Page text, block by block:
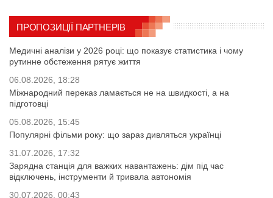
ПРОПОЗИЦІЇ ПАРТНЕРІВ
Медичні аналізи у 2026 році: що показує статистика і чому
рутинне обстеження рятує життя
06.08.2026, 18:28
Міжнародний переказ ламається не на швидкості, а на
підготовці
05.08.2026, 15:45
Популярні фільми року: що зараз дивляться українці
31.07.2026, 17:32
Зарядна станція для важких навантажень: дім під час
відключень, інструменти й тривала автономія
30.07.2026, 00:43